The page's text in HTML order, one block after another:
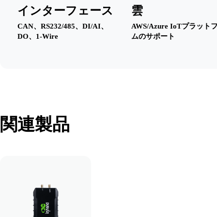
インターフェース
CAN、RS232/485、DI/AI、
DO、1-Wire
雲
AWS/Azure IoTプラット
ムのサポート
関連製品